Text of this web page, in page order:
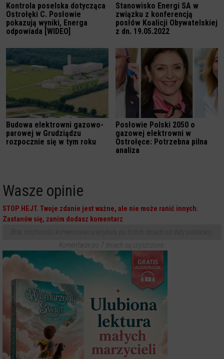
Kontrola poselska dotycząca
Ostrołęki C. Posłowie
pokazują wyniki, Energa
odpowiada [WIDEO]
Stanowisko Energi SA w
związku z konferencją
posłów Koalicji Obywatelskiej
z dn. 19.05.2022
Budowa elektrowni gazowo-
parowej w Grudziądzu
rozpocznie się w tym roku
Posłowie Polski 2050 o
gazowej elektrowni w
Ostrołęce: Potrzebna pilna
analiza
Wasze opinie
STOP HEJT. Twoje zdanie jest ważne, ale nie może ranić innych.
Zastanów się, zanim dodasz komentarz
Komentarze po 7 dniach są czyszczone.